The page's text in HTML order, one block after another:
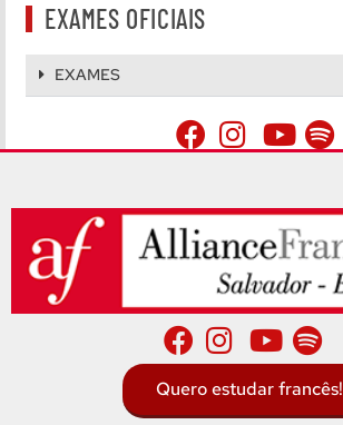
EXAMES OFICIAIS
EXAMES
Quero estudar francês!